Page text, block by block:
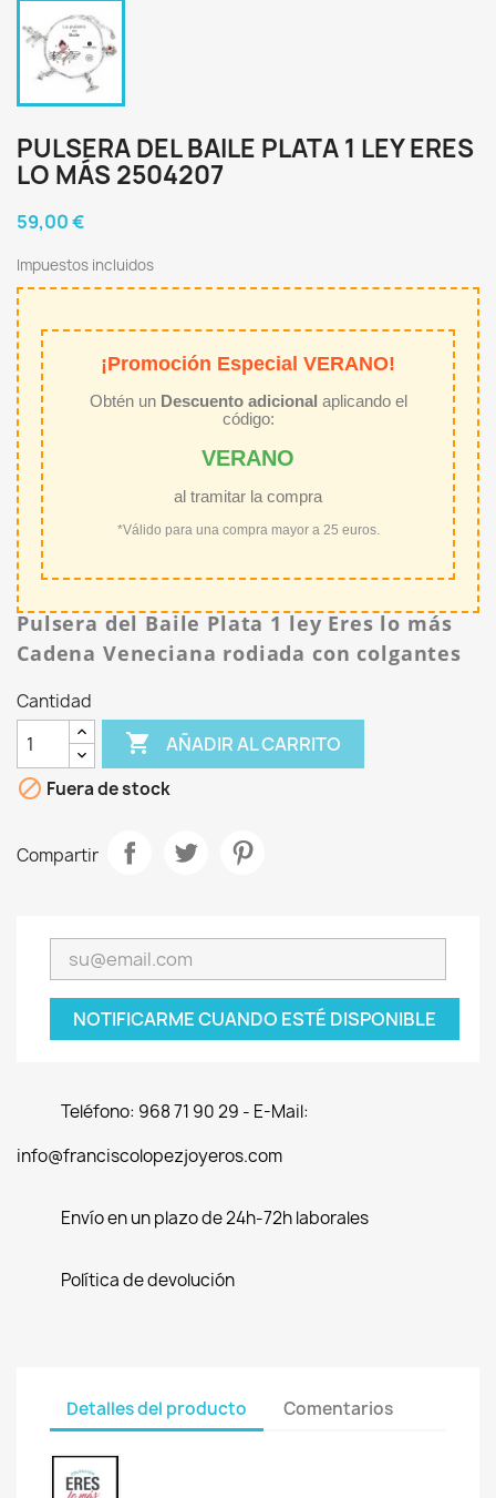
PULSERA DEL BAILE PLATA 1 LEY ERES
LO MÁS 2504207
59,00 €
Impuestos incluidos
¡Promoción Especial VERANO!
Obtén un Descuento adicional aplicando el
código:
VERANO
al tramitar la compra
*Válido para una compra mayor a 25 euros.
Pulsera del Baile Plata 1 ley Eres lo más
Cadena Veneciana rodiada con colgantes
Cantidad
 AÑADIR AL CARRITO
 Fuera de stock
Compartir
NOTIFICARME CUANDO ESTÉ DISPONIBLE
Teléfono: 968 71 90 29 - E-Mail:
info@franciscolopezjoyeros.com
Envío en un plazo de 24h-72h laborales
Política de devolución
Detalles del producto Comentarios